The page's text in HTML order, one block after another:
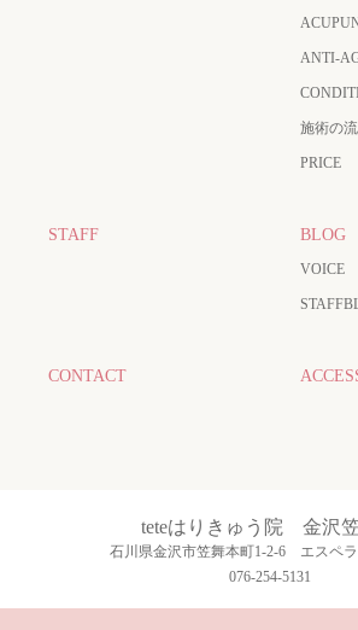
ANTI-
施術の
PRICE
STAFF BLOG
VOICE
CONTACT
teteはりきゅう院 金沢
石川県金沢市笠舞本町1-2-6 エスペ
076-254-5131